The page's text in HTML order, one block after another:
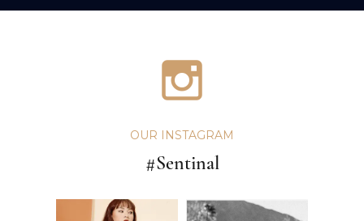
OUR INSTAGRAM
#Sentinal